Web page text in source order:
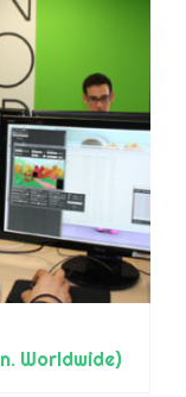
Worldwide)